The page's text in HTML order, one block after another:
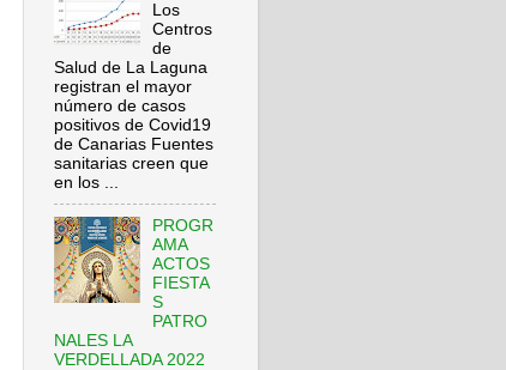
Los
Centros
de
Salud de La Laguna
registran el mayor
número de casos
positivos de Covid19
de Canarias Fuentes
sanitarias creen que
en los ...
PROGR
AMA
ACTOS
FIESTA
S
PATRO
NALES LA
VERDELLADA 2022